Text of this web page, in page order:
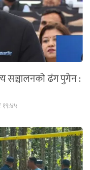
सञ्चालनको ढंग पुगेन :
१९:४५